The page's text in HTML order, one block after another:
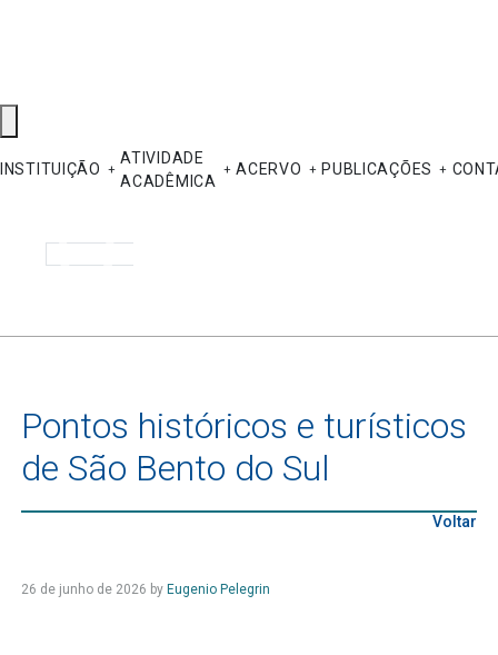
INSTITUIÇÃO
ATIVIDADE
ACADÊMICA
ACERVO PUBLICAÇÕES
Pontos históricos e turísticos
de São Bento do Sul
Voltar
26 de junho de 2026 by Eugenio Pelegrin